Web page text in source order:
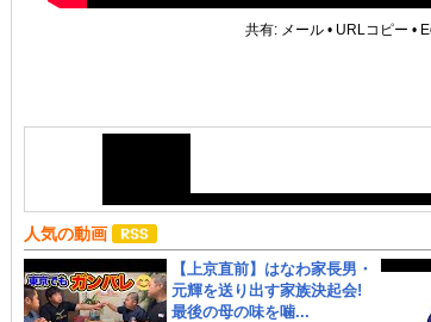
共有: メール • URLコピー •
人気の動画
【上京直前】はなわ家長男・
元輝を送り出す家族決起会!
最後の母の味を噛...